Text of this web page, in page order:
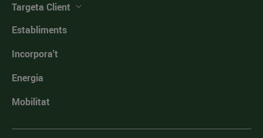
Targeta Client
Establiments
Incorpora't
Energia
Mobilitat